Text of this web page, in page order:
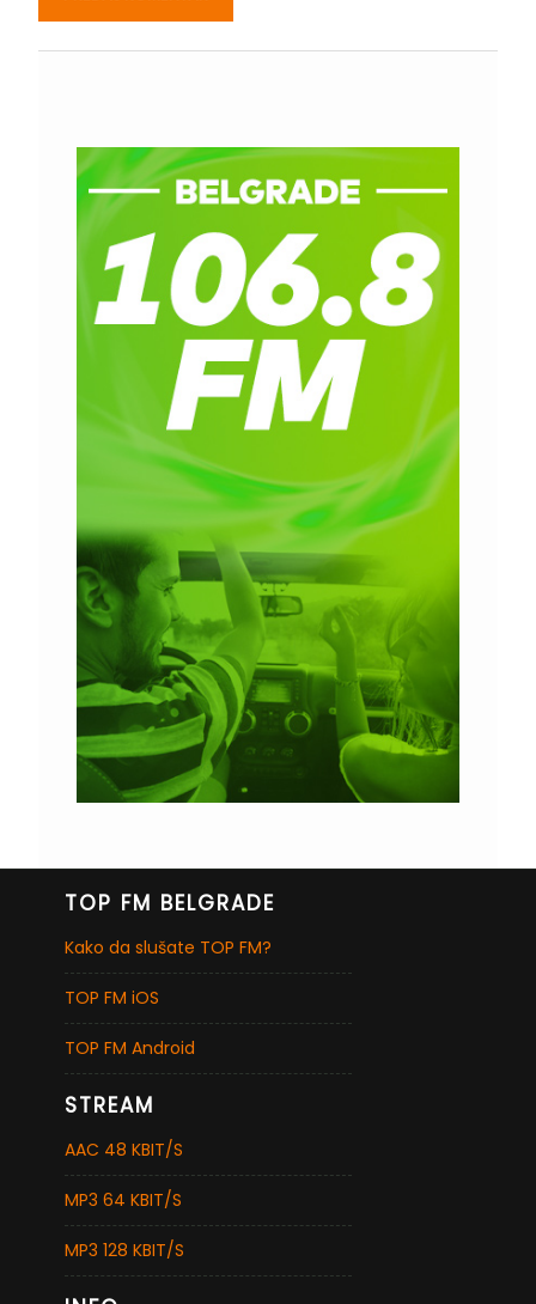
TOP FM BELGRADE
Kako da slušate TOP FM?
TOP FM iOS
TOP FM Android
STREAM
AAC 48 KBIT/S
MP3 64 KBIT/S
MP3 128 KBIT/S